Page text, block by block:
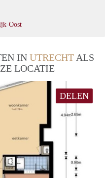
Oost
IN UTRECHT ALS
LOCATIE
DELEN